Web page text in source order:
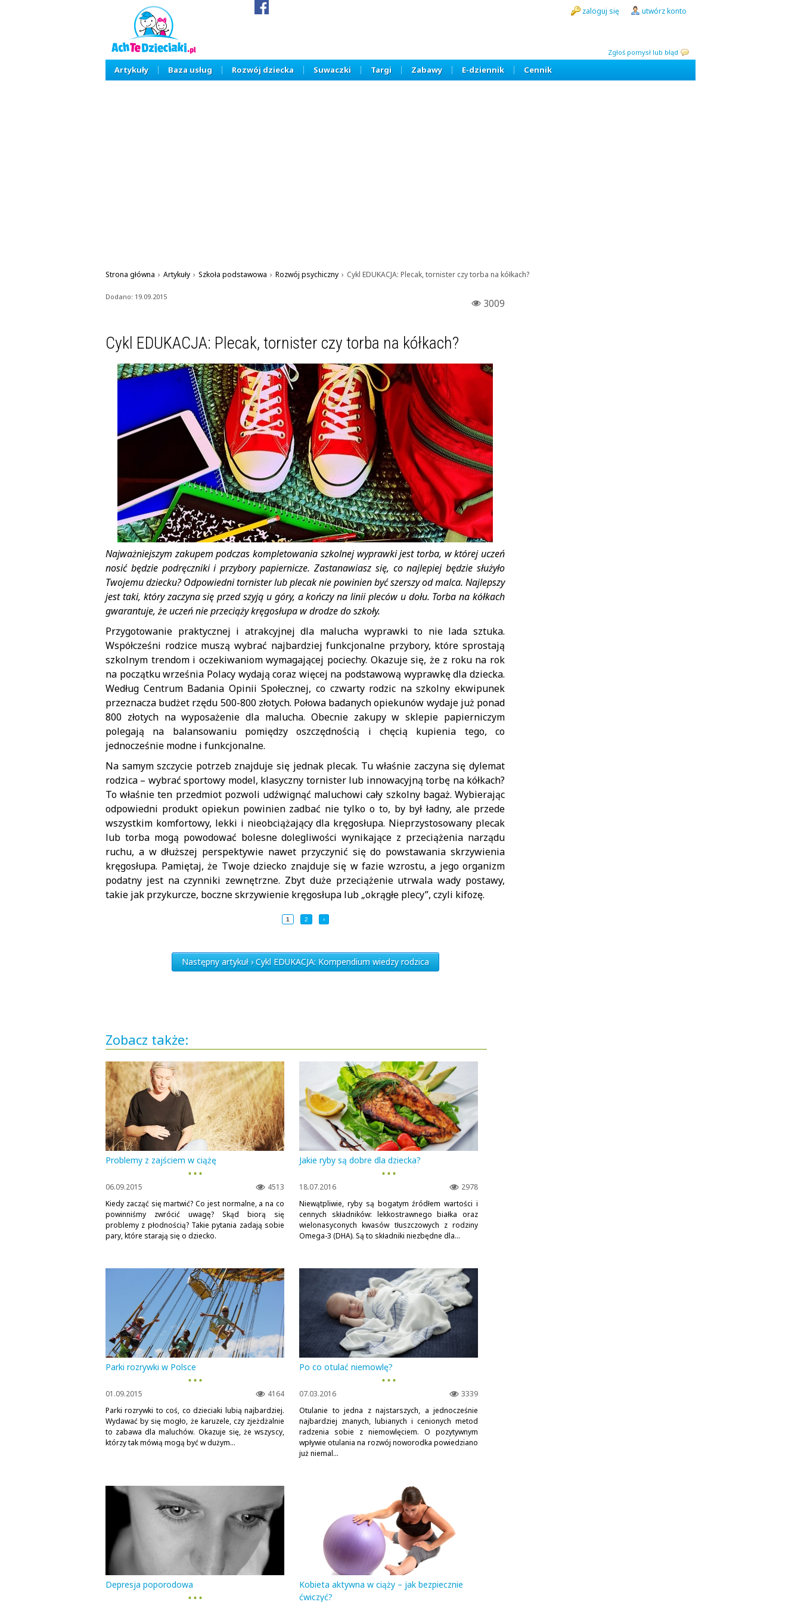
Zgłoś pomysł lub błąd
zaloguj się utwórz konto
Artykuły Baza usług Rozwój dziecka Suwaczki Targi Zabawy E-dziennik Cennik
Strona główna › Artykuły › Szkoła podstawowa › Rozwój psychiczny › Cykl EDUKACJA: Plecak, tornister czy torba na kółkach?
3009
Dodano: 19.09.2015
Cykl EDUKACJA: Plecak, tornister czy torba na kółkach?
Najważniejszym zakupem podczas kompletowania szkolnej wyprawki jest torba, w której uczeń
nosić będzie podręczniki i przybory papiernicze. Zastanawiasz się, co najlepiej będzie służyło
Twojemu dziecku? Odpowiedni tornister lub plecak nie powinien być szerszy od malca. Najlepszy
jest taki, który zaczyna się przed szyją u góry, a kończy na linii pleców u dołu. Torba na kółkach
gwarantuje, że uczeń nie przeciąży kręgosłupa w drodze do szkoły.
Przygotowanie praktycznej i atrakcyjnej dla malucha wyprawki to nie lada sztuka.
Współcześni rodzice muszą wybrać najbardziej funkcjonalne przybory, które sprostają
szkolnym trendom i oczekiwaniom wymagającej pociechy. Okazuje się, że z roku na rok
na początku września Polacy wydają coraz więcej na podstawową wyprawkę dla dziecka.
Według Centrum Badania Opinii Społecznej, co czwarty rodzic na szkolny ekwipunek
przeznacza budżet rzędu 500-800 złotych. Połowa badanych opiekunów wydaje już ponad
800 złotych na wyposażenie dla malucha. Obecnie zakupy w sklepie papierniczym
polegają na balansowaniu pomiędzy oszczędnością i chęcią kupienia tego, co
jednocześnie modne i funkcjonalne.
Na samym szczycie potrzeb znajduje się jednak plecak. Tu właśnie zaczyna się dylemat
rodzica – wybrać sportowy model, klasyczny tornister lub innowacyjną torbę na kółkach?
To właśnie ten przedmiot pozwoli udźwignąć maluchowi cały szkolny bagaż. Wybierając
odpowiedni produkt opiekun powinien zadbać nie tylko o to, by był ładny, ale przede
wszystkim komfortowy, lekki i nieobciążający dla kręgosłupa. Nieprzystosowany plecak
lub torba mogą powodować bolesne dolegliwości wynikające z przeciążenia narządu
ruchu, a w dłuższej perspektywie nawet przyczynić się do powstawania skrzywienia
kręgosłupa. Pamiętaj, że Twoje dziecko znajduje się w fazie wzrostu, a jego organizm
podatny jest na czynniki zewnętrzne. Zbyt duże przeciążenie utrwala wady postawy,
takie jak przykurcze, boczne skrzywienie kręgosłupa lub „okrągłe plecy”, czyli kifozę.
1 2 ›
Następny artykuł › Cykl EDUKACJA: Kompendium wiedzy rodzica
Zobacz także:
Problemy z zajściem w ciążę
▪ ▪ ▪
4513
06.09.2015
Kiedy zacząć się martwić? Co jest normalne, a na co
powinniśmy zwrócić uwagę? Skąd biorą się
problemy z płodnością? Takie pytania zadają sobie
pary, które starają się o dziecko.
Jakie ryby są dobre dla dziecka?
▪ ▪ ▪
2978
18.07.2016
Niewątpliwie, ryby są bogatym źródłem wartości i
cennych składników: lekkostrawnego białka oraz
wielonasyconych kwasów tłuszczowych z rodziny
Omega-3 (DHA). Są to składniki niezbędne dla...
Parki rozrywki w Polsce
▪ ▪ ▪
4164
01.09.2015
Parki rozrywki to coś, co dzieciaki lubią najbardziej.
Wydawać by się mogło, że karuzele, czy zjeżdżalnie
to zabawa dla maluchów. Okazuje się, że wszyscy,
którzy tak mówią mogą być w dużym...
Po co otulać niemowlę?
▪ ▪ ▪
3339
07.03.2016
Otulanie to jedna z najstarszych, a jednocześnie
najbardziej znanych, lubianych i cenionych metod
radzenia sobie z niemowlęciem. O pozytywnym
wpływie otulania na rozwój noworodka powiedziano
już niemal...
Depresja poporodowa
▪ ▪ ▪
Kobieta aktywna w ciąży – jak bezpiecznie
ćwiczyć?